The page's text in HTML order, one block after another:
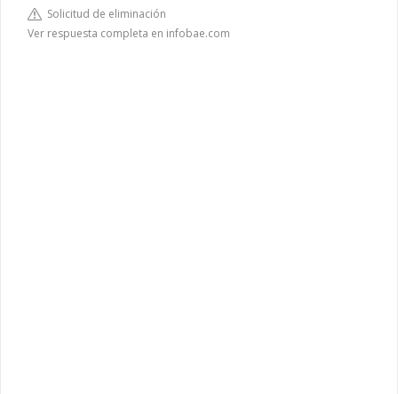
Solicitud de eliminación
Ver respuesta completa en infobae.com